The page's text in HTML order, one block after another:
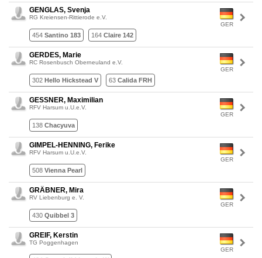
GER
GENGLAS, Svenja
RG Kreiensen-Rittierode e.V.
454 Santino 183 164 Claire 142
GER
GERDES, Marie
RC Rosenbusch Oberneuland e.V.
302 Hello Hickstead V 63 Calida FRH
GER
GESSNER, Maximilian
RFV Harsum u.U.e.V.
138 Chacyuva
GER
GIMPEL-HENNING, Ferike
RFV Harsum u.U.e.V.
508 Vienna Pearl
GER
GRÄBNER, Mira
RV Liebenburg e. V.
430 Quibbel 3
GER
GREIF, Kerstin
TG Poggenhagen